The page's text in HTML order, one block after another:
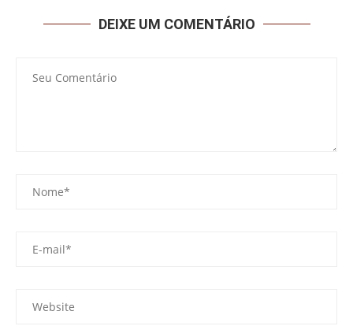
DEIXE UM COMENTÁRIO